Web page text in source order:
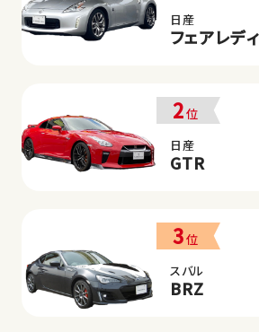
日産
フェアレディ
2位
日産
GTR
3位
スバル
BRZ